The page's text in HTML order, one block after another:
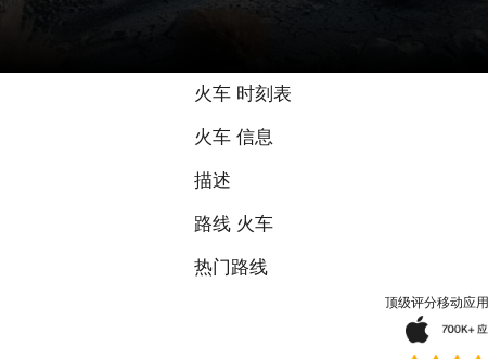
火车 时刻表
火车 信息
描述
路线 火车
热门路线
顶级评分移动应用